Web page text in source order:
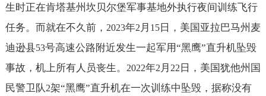
生时正在肯塔基州坎贝尔堡军事基地外执行夜间训练飞行
任务。而就在不久前， 2023年2月 15日，美国亚拉巴马州麦
迪逊县53号高速公路附近发生一起军用“黑鹰”直升机坠毁
事故，机上所有人员丧生。
2022年2月 22日，美国犹他州国
民警卫队2架“黑鹰”直升机在一次训练中坠毁，据称没有